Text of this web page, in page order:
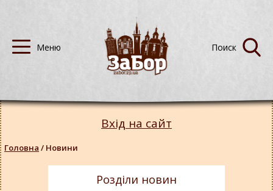
Вхід на сайт
Головна / Новини
Розділи новин